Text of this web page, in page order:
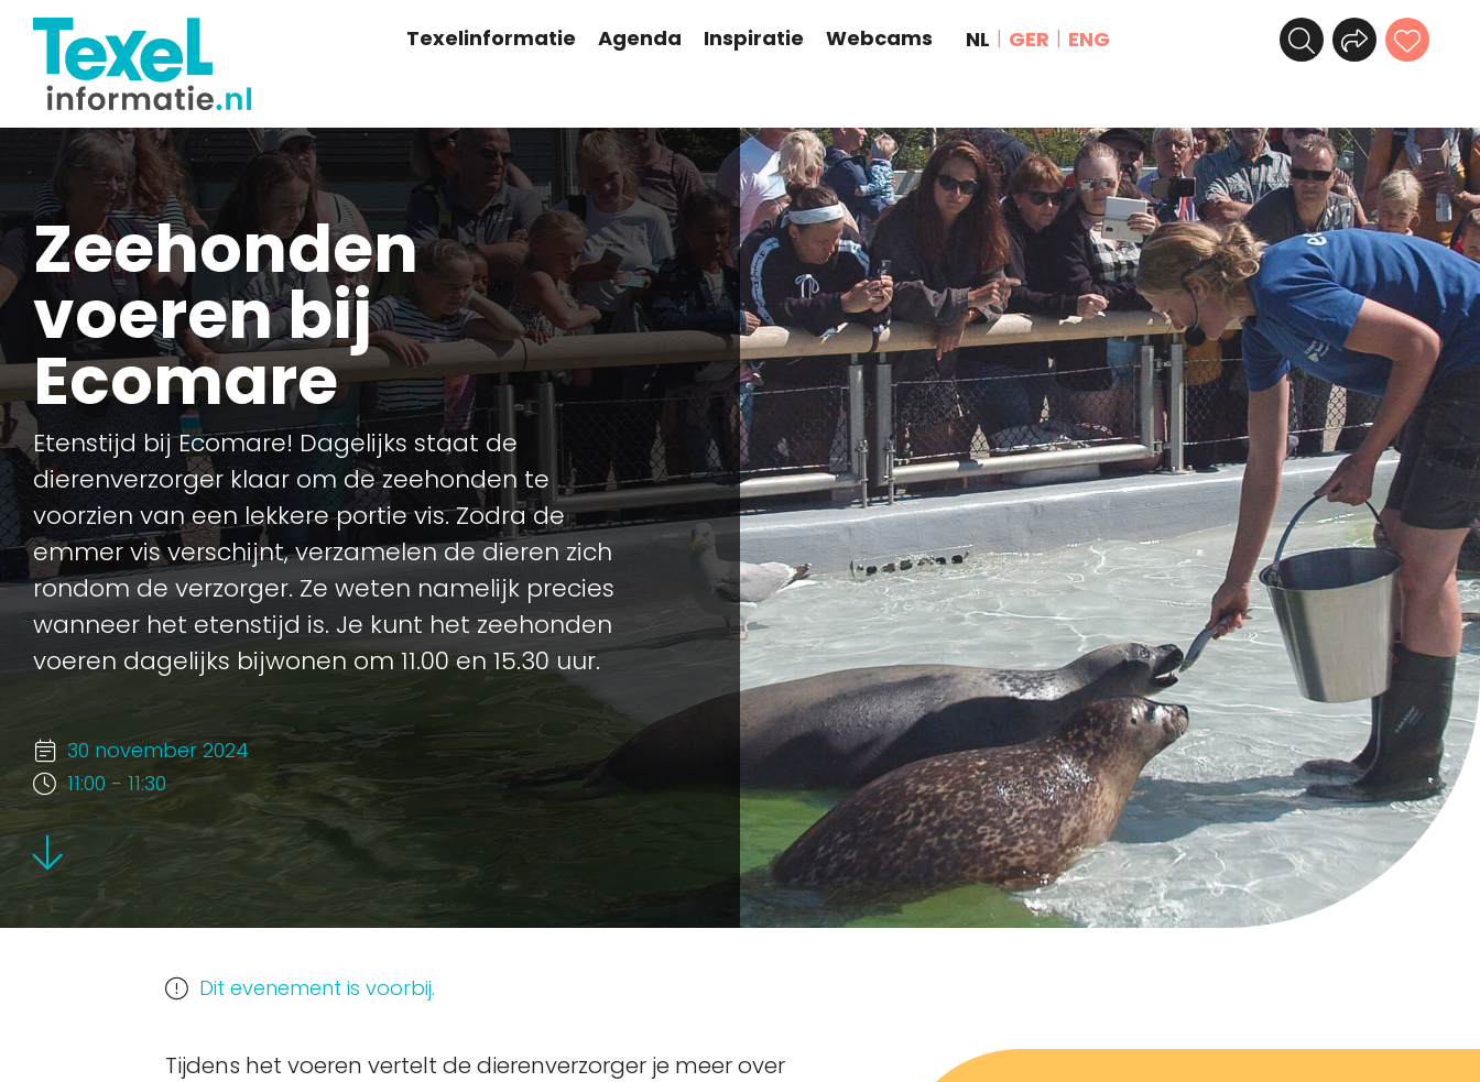
Texelinformatie Agenda Inspiratie Webcams NL GER ENG
Zeehonden
voeren bij
Ecomare
Etenstijd bij Ecomare! Dagelijks staat de
dierenverzorger klaar om de zeehonden te
voorzien van een lekkere portie vis. Zodra de
emmer vis verschijnt, verzamelen de dieren zich
rondom de verzorger. Ze weten namelijk precies
wanneer het etenstijd is. Je kunt het zeehonden
voeren dagelijks bijwonen om 11.00 en 15.30 uur.
30 november 2024
11:00 - 11:30
Dit evenement is voorbij.
Tijdens het voeren vertelt de dierenverzorger je meer over